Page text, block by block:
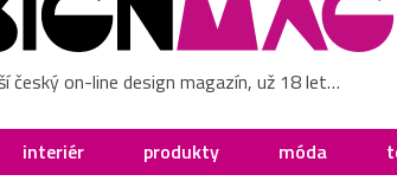
český on-line design magazín, už 18 let…
interiér produkty móda